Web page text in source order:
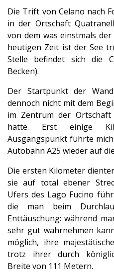
Die Trift von Celano nach
in der Ortschaft
von dem was einstmals
heutigen Zeit ist der See
Stelle befindet sich die
Becken).
Der Startpunkt der
dennoch nicht mit dem
im Zentrum der
hatte. Erst einige
Ausgangspunkt führte
Autobahn A25 wieder auf
Die ersten Kilometer
sie auf total ebener
Ufers des Lago Fucino
die man beim
Enttäuschung: während
sehr gut wahrnehmen
möglich, ihre
trotz ihrer durch
Breite von 111 Metern.